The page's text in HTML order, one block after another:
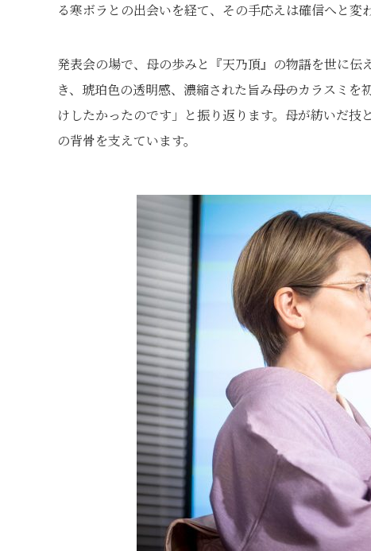
る寒ボラとの出会いを経て、その手応えは確信へと変
発表会の場で、母の歩みと『天乃頂』の物語を世に
き、琥珀色の透明感、濃縮された旨み――母のカラスミ
けしたかったのです」と振り返ります。母が紡いだ
の背骨を支えています。